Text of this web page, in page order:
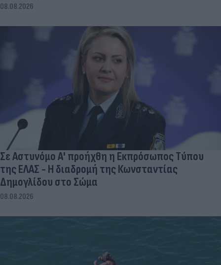
08.08.2026
Σε Αστυνόμο Α' προήχθη η Εκπρόσωπος Τύπου
της ΕΛΑΣ - Η διαδρομή της Κωνσταντίας
Δημογλίδου στο Σώμα
08.08.2026